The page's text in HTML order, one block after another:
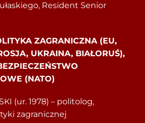
Resident Senior
ZAGRANICZNA (EU,
UKRAINA, BIAŁORUŚ),
(NATO)
(ur. 1978) – politolog,
zagranicznej